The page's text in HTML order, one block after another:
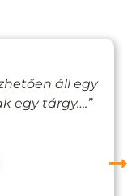
áll egy
egy tárgy….”